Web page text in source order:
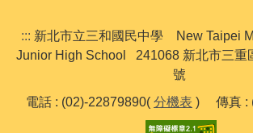
::: 新北市立三和國民中學 New Taipei
Junior High School 241068 新北市三重
號
電話 : (02)-22879890( 分機表 ) 傳真 :